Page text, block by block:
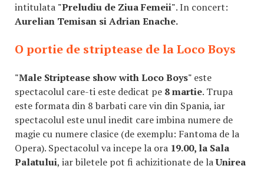
intitulata "Preludiu de Ziua Femeii". In concert:
Aurelian Temisan si Adrian Enache.
O portie de striptease de la Loco Boys
"Male Striptease show with Loco Boys" este
spectacolul care-ti este dedicat pe 8 martie. Trupa
este formata din 8 barbati care vin din Spania, iar
spectacolul este unul inedit care imbina numere de
magie cu numere clasice (de exemplu: Fantoma de la
Opera). Spectacolul va incepe la ora 19.00, la Sala
Palatului, iar biletele pot fi achizitionate de laUnirea